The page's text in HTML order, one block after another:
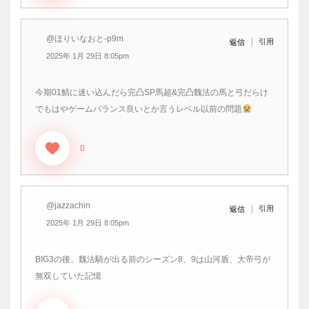
@ほりいなおと-p9m
2025年 1月 29日 8:05pm
返信 引用
今期01鯖に迷い込んだら完凸SP馬超&完凸魏法の馬と弓だらけ
でもはやゲームバランス良いとか言うレベル以前の問題
0
@jazzachin
2025年 1月 29日 8:05pm
返信 引用
BIG3の後、魏法騎が出る前のシーズン8、9は山河盾、大帝弓が
無双していた記憶